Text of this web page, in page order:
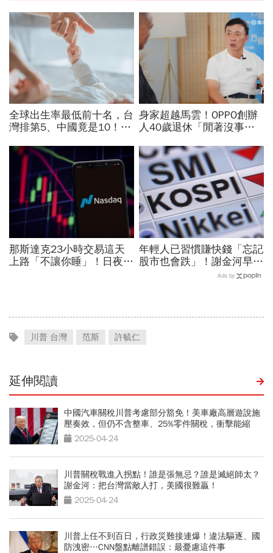
全球出生率最低前十名，台
灣排第5、中國竟是10！亞
經濟壓力成天然避孕藥？
身家超越馬雲！OPPO創辦
人40歲退休「閒著沒事」
年賺300億：現在重倉這3
檔
那斯達克23小時交易這天
上路「不讓你睡」！日夜盤
年輕人已習慣賺快錢「忘記
股市也會跌」！謝金河早一
步示警南韓個股槓桿ETF會
Ads by
川普 台灣 范斯 許毓仁
延伸閱讀
中國汽車關稅川普考慮部分豁免！美車廠高層遊說施
壓奏效，但仍不含整車、25%零件關稅，衝擊能縮
小？2025-04-24
川普關稅戰進入拐點！誰是張無忌？誰是滅絕師太？
謝金河：把台灣當敵人打，美國很難贏！
2025-04-24
川普上任不到百日，行政災難接連爆！違法驅逐、國
防洩密…CNN盤點離譜錯誤：最憂慮這件事